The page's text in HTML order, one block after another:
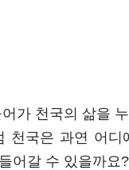
가 천국의 삶을
국은 과연 어디
어갈 수 있을까요